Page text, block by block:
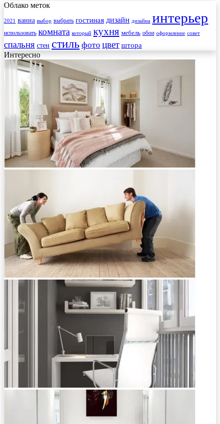
Облако меток
2021 ванна выбор выбрать гостиная дизайн дизайна интерьер
использовать комната который кухня мебель обои оформление совет
спальня стен стиль фото цвет штора
Интересно